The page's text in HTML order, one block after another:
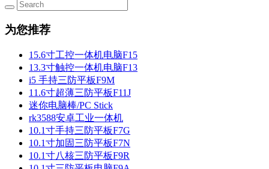
为您推荐
15.6寸工控一体机电脑F15
13.3寸触控一体机电脑F13
i5 手持三防平板F9M
11.6寸超薄三防平板F11J
迷你电脑棒/PC Stick
rk3588安卓工业一体机
10.1寸手持三防平板F7G
10.1寸加固三防平板F7N
10.1寸八核三防平板F9R